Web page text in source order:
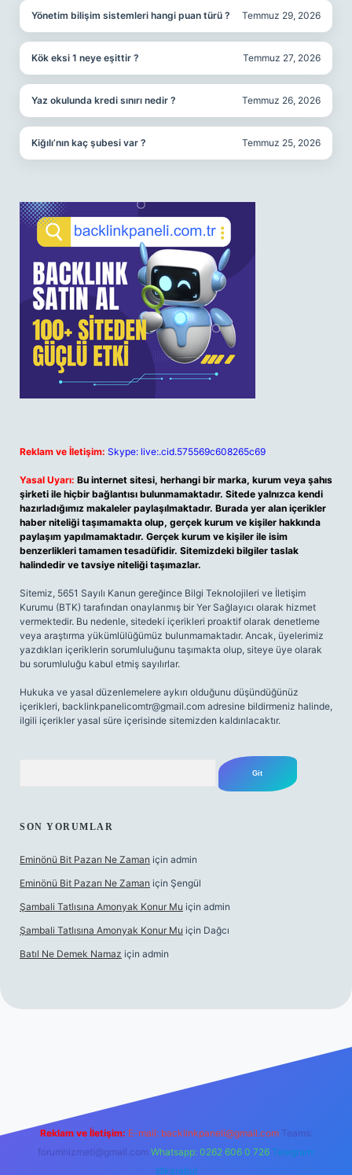
Yönetim bilişim sistemleri hangi puan türü ? Temmuz 29, 2026
Kök eksi 1 neye eşittir ? Temmuz 27, 2026
Yaz okulunda kredi sınırı nedir ? Temmuz 26, 2026
Kiğılı’nın kaç şubesi var ? Temmuz 25, 2026
Reklam ve İletişim: Skype: live:.cid.575569c608265c69
Yasal Uyarı: Bu internet sitesi, herhangi bir marka, kurum veya şahıs
şirketi ile hiçbir bağlantısı bulunmamaktadır. Sitede yalnızca kendi
hazırladığımız makaleler paylaşılmaktadır. Burada yer alan içerikler
haber niteliği taşımamakta olup, gerçek kurum ve kişiler hakkında
paylaşım yapılmamaktadır. Gerçek kurum ve kişiler ile isim
benzerlikleri tamamen tesadüfidir. Sitemizdeki bilgiler taslak
halindedir ve tavsiye niteliği taşımazlar.
Sitemiz, 5651 Sayılı Kanun gereğince Bilgi Teknolojileri ve İletişim
Kurumu (BTK) tarafından onaylanmış bir Yer Sağlayıcı olarak hizmet
vermektedir. Bu nedenle, sitedeki içerikleri proaktif olarak denetleme
veya araştırma yükümlülüğümüz bulunmamaktadır. Ancak, üyelerimiz
yazdıkları içeriklerin sorumluluğunu taşımakta olup, siteye üye olarak
bu sorumluluğu kabul etmiş sayılırlar.
Hukuka ve yasal düzenlemelere aykırı olduğunu düşündüğünüz
içerikleri, backlinkpanelicomtr@gmail.com adresine bildirmeniz halinde,
ilgili içerikler yasal süre içerisinde sitemizden kaldırılacaktır.
SON YORUMLAR
Eminönü Bit Pazarı Ne Zaman için admin
Eminönü Bit Pazarı Ne Zaman için Şengül
Şambali Tatlısına Amonyak Konur Mu için admin
Şambali Tatlısına Amonyak Konur Mu için Dağcı
Batıl Ne Demek Namaz için admin
Reklam ve İletişim: E-mail: backlinkpaneli@gmail.com Teams:
forumhizmeti@gmail.com Whatsapp: 0262 606 0 726 Telegram:
@karabul